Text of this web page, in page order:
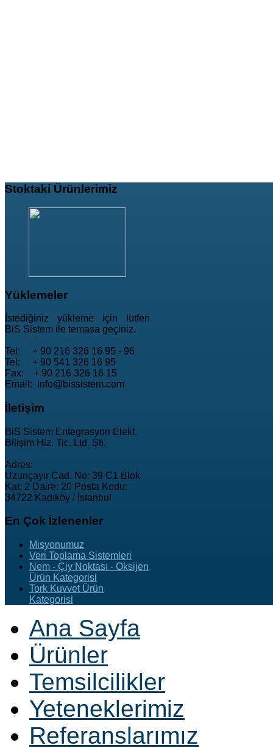
Stoktaki Ürünlerimiz
Yüklemeler
İstediğiniz yükleme için lütfen
BiS Sistem ile temasa geçiniz.
Tel: + 90 216 326 16 95 - 96
Tel: + 90 541 326 16 95
Fax: + 90 216 326 16 15
Email: info@bissistem.com
İletişim
BiS Sistem Entegrasyon Elekt.
Bilişim Hiz. Tic. Ltd. Şti.
Adres:
Uzunçayır Cad. No: 39 C1 Blok
Kat: 2 Daire: 20 Posta Kodu:
34722 Kadıköy / İstanbul
En Çok İzlenenler
Misyonumuz
Veri Toplama Sistemleri
Nem - Çiy Noktası - Oksijen
Ürün Kategorisi
Tork Kuvvet Ürün
Kategorisi
Ana Sayfa
Ürünler
Temsilcilikler
Yeteneklerimiz
Referanslarımız